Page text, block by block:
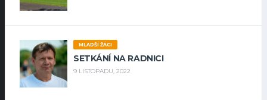
MLADŠÍ ŽÁCI
SETKÁNÍ NA RADNICI
9 LISTOPADU, 2022